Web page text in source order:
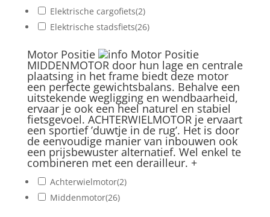
Elektrische cargofiets(2)
Elektrische stadsfiets(26)
Motor Positie Motor Positie
MIDDENMOTOR door hun lage en centrale
plaatsing in het frame biedt deze motor
een perfecte gewichtsbalans. Behalve een
uitstekende wegligging en wendbaarheid,
ervaar je ook een heel naturel en stabiel
fietsgevoel. ACHTERWIELMOTOR je ervaart
een sportief ’duwtje in de rug’. Het is door
de eenvoudige manier van inbouwen ook
een prijsbewuster alternatief. Wel enkel te
combineren met een derailleur. +
Achterwielmotor(2)
Middenmotor(26)